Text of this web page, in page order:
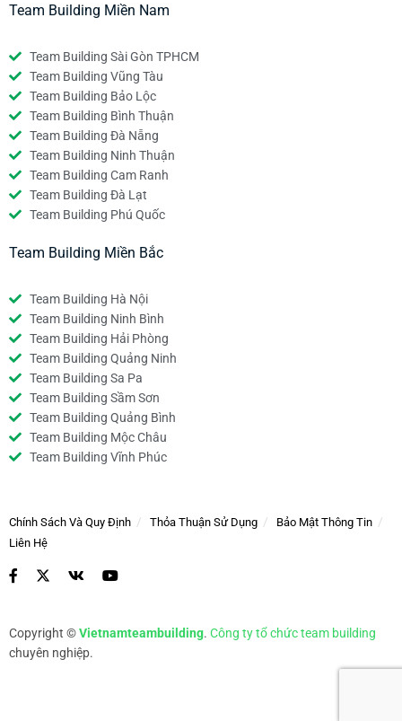
Team Building Miền Nam
Team Building Sài Gòn TPHCM
Team Building Vũng Tàu
Team Building Bảo Lộc
Team Building Bình Thuận
Team Building Đà Nẵng
Team Building Ninh Thuận
Team Building Cam Ranh
Team Building Đà Lạt
Team Building Phú Quốc
Team Building Miền Bắc
Team Building Hà Nội
Team Building Ninh Bình
Team Building Hải Phòng
Team Building Quảng Ninh
Team Building Sa Pa
Team Building Sầm Sơn
Team Building Quảng Bình
Team Building Mộc Châu
Team Building Vĩnh Phúc
Chính Sách Và Quy Định Thỏa Thuận Sử Dụng
Bảo Mật Thông Tin
Liên Hệ
Copyright ©Vietnamteambuilding. Công ty tổ chức team building
chuyên nghiệp.